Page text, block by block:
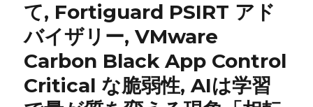
て, Fortiguard PSIRT アド
バイザリー, VMware
Carbon Black App Control
Critical な脆弱性, AIは学習